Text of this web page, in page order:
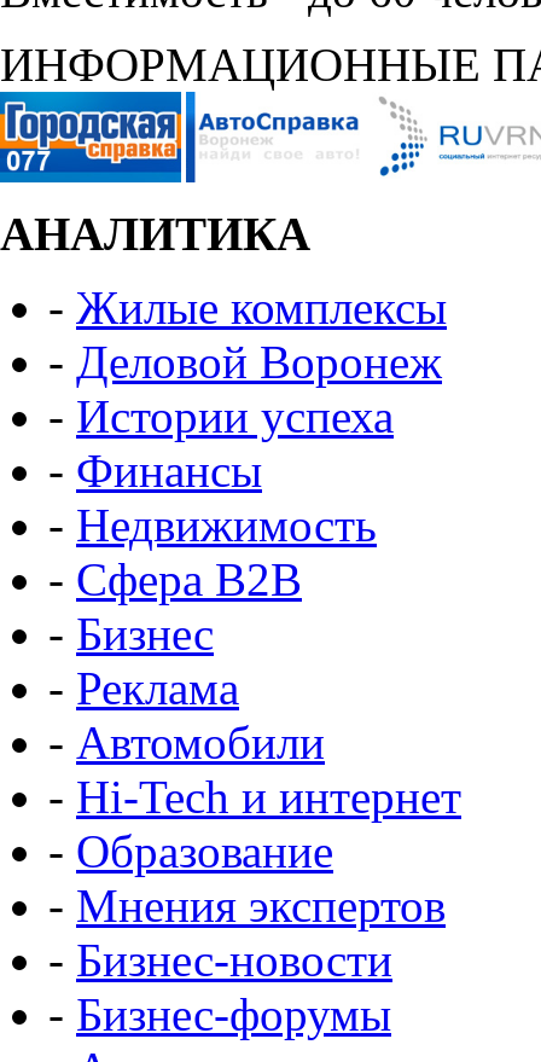
ИНФОРМАЦИОННЫЕ
АНАЛИТИКА
- Жилые комплексы
- Деловой Воронеж
- Истории успеха
- Финансы
- Недвижимость
- Сфера B2B
- Бизнес
- Реклама
- Автомобили
- Hi-Tech и интернет
- Образование
- Мнения экспертов
- Бизнес-новости
- Бизнес-форумы